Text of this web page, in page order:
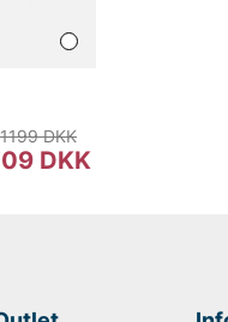
DKK
1199 DKK